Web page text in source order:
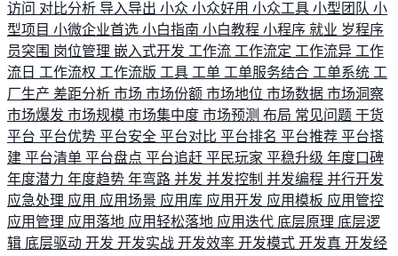
访问 对比分析 导入导出 小众 小众好用 小众工具 小型团队 小
型项目 小微企业首选 小白指南 小白教程 小程序 就业 岁程序
员突围 岗位管理 嵌入式开发 工作流 工作流定 工作流异 工作
流日 工作流权 工作流版 工具 工单 工单服务结合 工单系统 工
厂生产 差距分析 市场 市场份额 市场地位 市场数据 市场洞察
市场爆发 市场规模 市场集中度 市场预测 布局 常见问题 干货
平台 平台优势 平台安全 平台对比 平台排名 平台推荐 平台搭
建 平台清单 平台盘点 平台追赶 平民玩家 平稳升级 年度口碑
年度潜力 年度趋势 年弯路 并发 并发控制 并发编程 并行开发
应急处理 应用 应用场景 应用库 应用开发 应用模板 应用管控
应用管理 应用落地 应用轻松落地 应用迭代 底层原理 底层逻
辑 底层驱动 开发 开发实战 开发效率 开发模式 开发真 开发经